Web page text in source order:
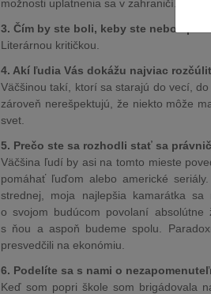
možnosti uplatnenia sa v zahraničí.
3. Čím by ste boli, keby ste neboli
Literárnou kritičkou.
4. Akí ľudia Vás dokážu najviac
Väčšinou takí, ktorí sa starajú do vecí,
zároveň nerešpektujú, že niekto môže
svet.
5. Prečo ste sa rozhodli stať sa
Väčšina ľudí by asi na tomto mieste
pomáhať ľuďom alebo americké
strednej, moja najlepšia kamarátka
o svojom budúcom povolaní
s ňou a aspoň budeme spolu.
presvedčili na ekonómiu.
6. Podelíte sa s nami o
Keď som popri škole som brigádovala